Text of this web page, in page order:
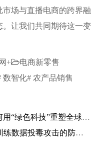
场与直播电商的跨界融
让我们共同期待这一变
+
电商新零售
智化# 农产品销售
上一篇：2025冷链革命：中国如何用“绿色科技”重塑全球食品供应链？
下一篇：AI安全新战场：大模型训练数据投毒攻击的防御实战指南